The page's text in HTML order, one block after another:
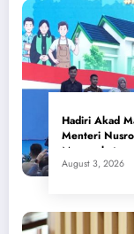
Hadiri Akad
Menteri
Masyarakat
August 3, 2026